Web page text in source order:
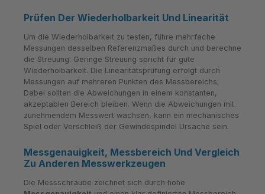
Prüfen Der Wiederholbarkeit Und Linearität
Um die Wiederholbarkeit zu testen, führe mehrfache
Messungen desselben Referenzmaßes durch und berechne
die Streuung. Geringe Streuung spricht für gute
Wiederholbarkeit. Die Linearitätsprüfung erfolgt durch
Messungen auf mehreren Punkten des Messbereichs;
Dabei sollten die Abweichungen in einem konstanten,
akzeptablen Bereich bleiben. Wenn die Abweichungen mit
zunehmendem Messwert wachsen, kann ein mechanisches
Spiel oder Verschleiß der Gewindespindel Ursache sein.
Messgenauigkeit, Messbereich Und Vergleich
Zu Anderen Messwerkzeugen
Die Messschraube zeichnet sich durch hohe